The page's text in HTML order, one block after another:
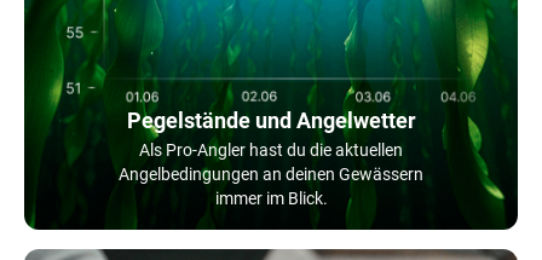
Pegelstände und Angelwetter
Als Pro-Angler hast du die aktuellen
Angelbedingungen an deinen Gewässern
immer im Blick.